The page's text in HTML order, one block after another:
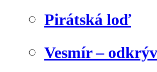
Pirátská loď
Vesmír –